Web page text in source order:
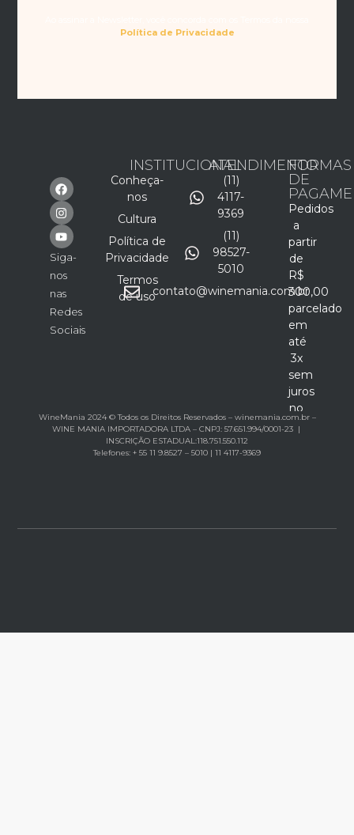
Política de Privacidade
Siga-
nos
nas
Redes
Sociais
INSTITUCIONAL
Conheça-
nos
Cultura
Política de
Privacidade
Termos
de uso
ATENDIMENTO
(11)
4117-
9369
(11)
98527-
5010
contato@winemania.com.br
FORMAS
DE
Pedidos
a
partir
de
R$
300,00
parcelado
em
até
3x
sem
juros
no
cartão
WineMania 2024 © Todos os Direitos Reservados – winemania.com.br –
WINE MANIA IMPORTADORA LTDA – CNPJ: 57.651.994/0001-23 |
INSCRIÇÃO ESTADUAL:118.751.550.112
Telefones: + 55 11 9.8527 – 5010 | 11 4117-9369